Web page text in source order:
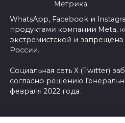
WhatsApp, Facebook и
продуктами компании Meta,
экстремистской и
России.
Социальная сеть X (Twitter)
согласно решению
февраля 2022 года.